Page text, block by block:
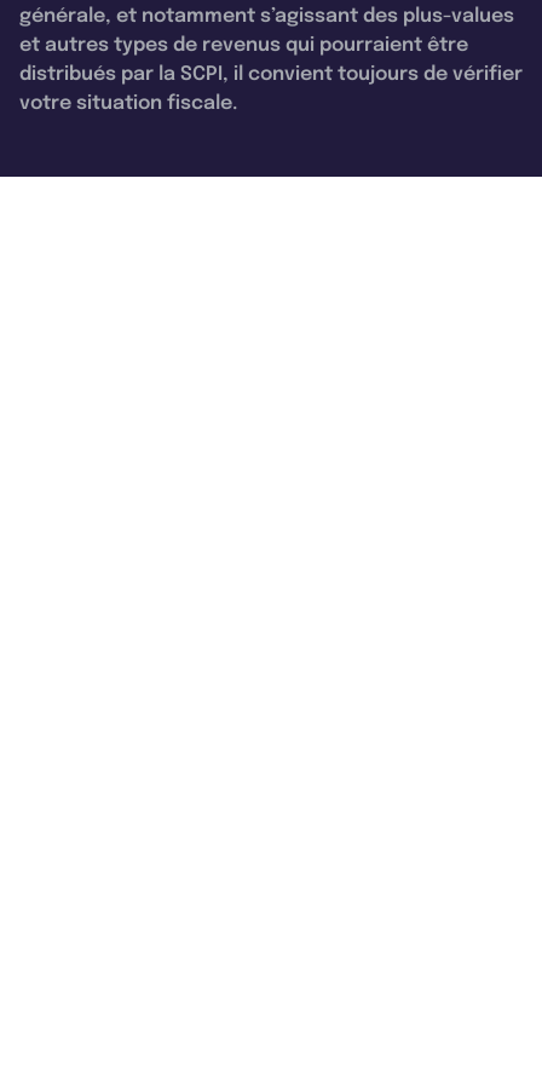
générale, et notamment s’agissant des plus-values
et autres types de revenus qui pourraient être
distribués par la SCPI, il convient toujours de vérifier
votre situation fiscale.